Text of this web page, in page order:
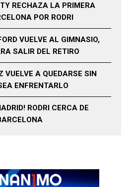
RECHAZA LA PRIMERA
POR RODRI
VUELVE AL GIMNASIO,
SALIR DEL RETIRO
VUELVE A QUEDARSE SIN
ENFRENTARLO
RODRI CERCA DE